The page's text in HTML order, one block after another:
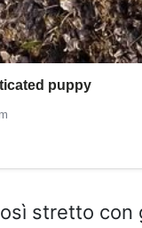
stretto con